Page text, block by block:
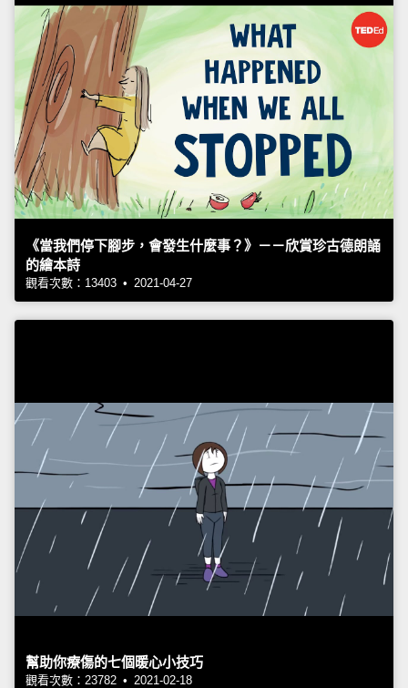
《當我們停下腳步，會發生什麼事？》－－欣賞珍古德朗誦
的繪本詩
觀看次數：13403 • 2021-04-27
幫助你療傷的七個暖心小技巧
觀看次數：23782 • 2021-02-18